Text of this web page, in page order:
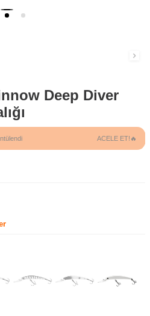
Deep Diver
ACELE ET!🔥